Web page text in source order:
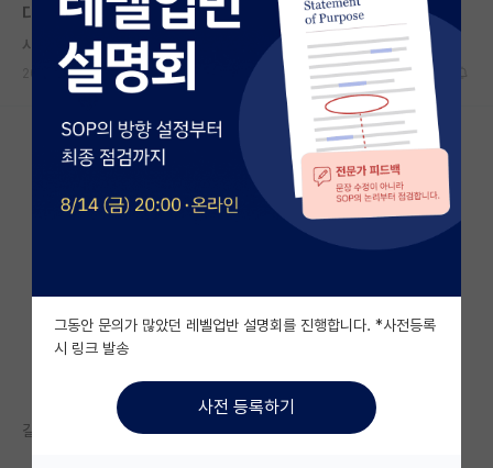
연구실&오픈랩
커뮤니티
커뮤니티 홈
전체글보기
베스트 게시판
자유 게시판(아무개랩)
미국 유학 게시판
미국 대학원 합격 후기 게시판
대학원생 모집 게시판
대학원생 자퇴 고민
시끄러운 막스 베버
2026.06.11 1513
길지도 짧지도 않았던 연구실을 자퇴하고자 합니다.
그동안 문의가 많았던 레벨업반 설명회를 진행합니다. *사전등록
시 링크 발송
사전 등록하기